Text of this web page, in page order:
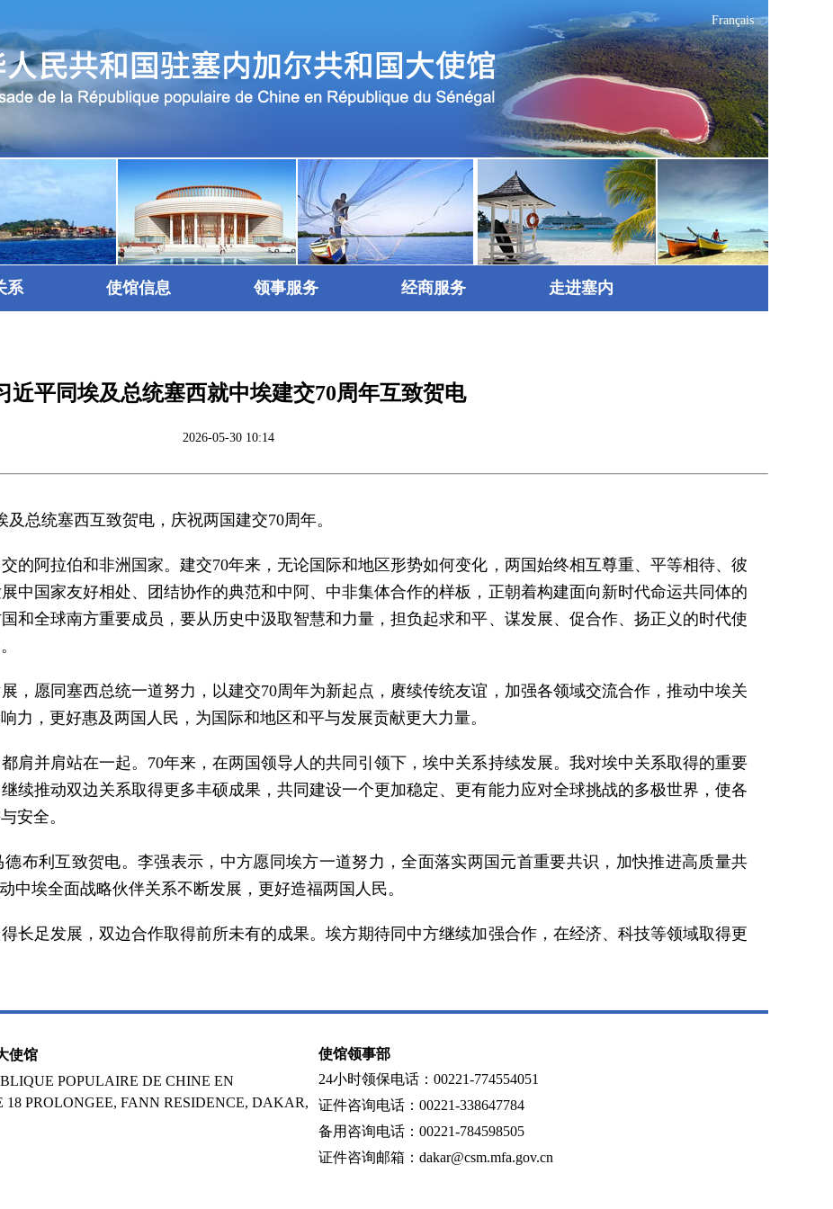
Français
系 使馆信息 领事服务 经商服务 走进塞内
近平同埃及总统塞西就中埃建交70周年互致贺电
2026-05-30 10:14
总统塞西互致贺电，庆祝两国建交70周年。
的阿拉伯和非洲国家。建交70年来，无论国际和地区形势如何变化，两国始终相互尊重、平等相待、彼
中国家友好相处、团结协作的典范和中阿、中非集体合作的样板，正朝着构建面向新时代命运共同体的
和全球南方重要成员，要从历史中汲取智慧和力量，担负起求和平、谋发展、促合作、扬正义的时代使
，愿同塞西总统一道努力，以建交70周年为新起点，赓续传统友谊，加强各领域交流合作，推动中埃关
力，更好惠及两国人民，为国际和地区和平与发展贡献更大力量。
肩并肩站在一起。70年来，在两国领导人的共同引领下，埃中关系持续发展。我对埃中关系取得的重要
续推动双边关系取得更多丰硕成果，共同建设一个更加稳定、更有能力应对全球挑战的多极世界，使各
安全。
布利互致贺电。李强表示，中方愿同埃方一道努力，全面落实两国元首重要共识，加快推进高质量共
中埃全面战略伙伴关系不断发展，更好造福两国人民。
长足发展，双边合作取得前所未有的成果。埃方期待同中方继续加强合作，在经济、科技等领域取得更
使馆
POPULAIRE DE CHINE EN
PROLONGEE, FANN RESIDENCE, DAKAR,
使馆领事部
24小时领保电话：00221-774554051
证件咨询电话：00221-338647784
备用咨询电话：00221-784598505
证件咨询邮箱：dakar@csm.mfa.gov.cn